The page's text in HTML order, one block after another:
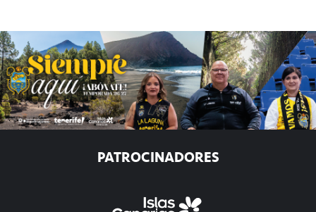
PATROCINADORES